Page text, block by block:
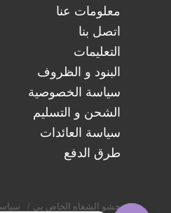
معلومات عنا
اتصل بنا
التعليمات
البنود و الظروف
سياسة الخصوصية
الشحن و التسليم
سياسة العائدات
طرق الدفع
حشو الشفاه الخاص بي